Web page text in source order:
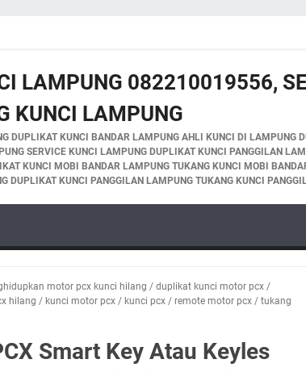
LAMPUNG 082210019556,
KUNCI LAMPUNG
DUPLIKAT KUNCI BANDAR LAMPUNG AHLI KUNCI DI LAMPUNG
SERVICE KUNCI LAMPUNG DUPLIKAT KUNCI PANGGILAN
KUNCI MOBI BANDAR LAMPUNG TUKANG KUNCI MOBI
DUPLIKAT KUNCI PANGGILAN LAMPUNG TUKANG KUNCI
motor pcx kunci hilang / duplikat kunci motor pcx /
hilang / kunci motor pcx / kunci pcx / remote motor pcx / tukang
Smart Key Atau Keyles